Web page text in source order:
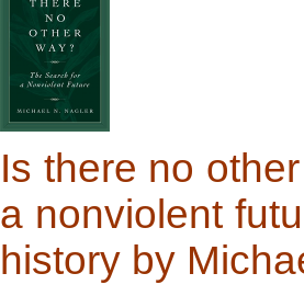
Is there no
a nonviolent
history by